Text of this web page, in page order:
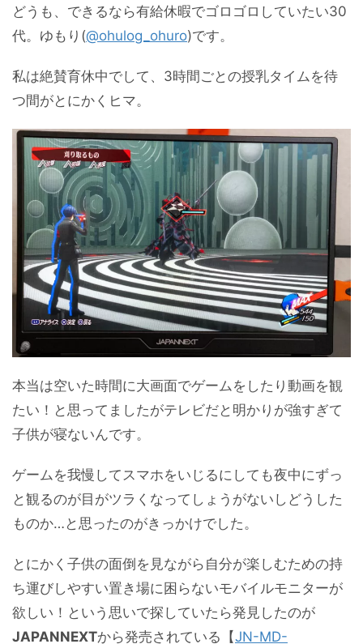
どうも、できるなら有給休暇でゴロゴロしていたい30
代。ゆもり(@ohulog_ohuro)です。
私は絶賛育休中でして、3時間ごとの授乳タイムを待
つ間がとにかくヒマ。
本当は空いた時間に大画面でゲームをしたり動画を観
たい！と思ってましたがテレビだと明かりが強すぎて
子供が寝ないんです。
ゲームを我慢してスマホをいじるにしても夜中にずっ
と観るのが目がツラくなってしょうがないしどうした
ものか…と思ったのがきっかけでした。
とにかく子供の面倒を見ながら自分が楽しむための持
ち運びしやすい置き場に困らないモバイルモニターが
欲しい！という思いで探していたら発見したのが
JAPANNEXTから発売されている【JN-MD-